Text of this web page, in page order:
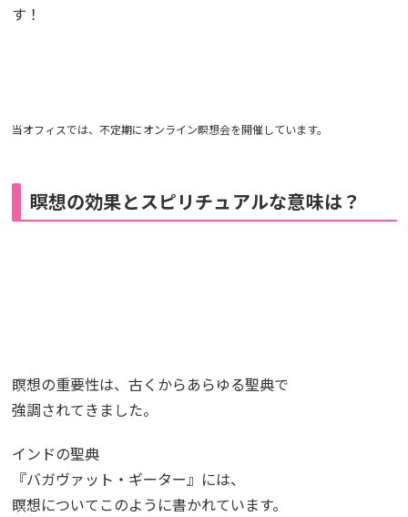
す！
当オフィスでは、不定期にオンライン瞑想会を開催しています。
瞑想の効果とスピリチュアルな意味は？
瞑想の重要性は、古くからあらゆる聖典で
強調されてきました。
インドの聖典
『バガヴァット・ギーター』には、
瞑想についてこのように書かれています。